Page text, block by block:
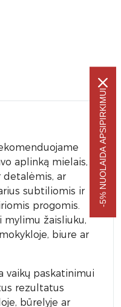
aplinką mielais, akį
detalėmis, ar
subtiliomis ir
progomis.
mylimu žaisliuku,
biure ar
vaikų paskatinimui
rezultatus
būrelyje ar
-5% NUOLAIDA APSIPIRKIMUI